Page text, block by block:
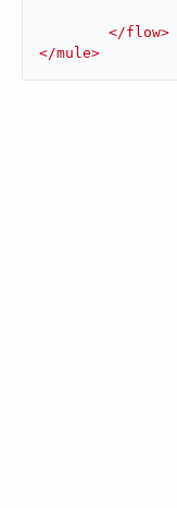
</flow>
</mule>